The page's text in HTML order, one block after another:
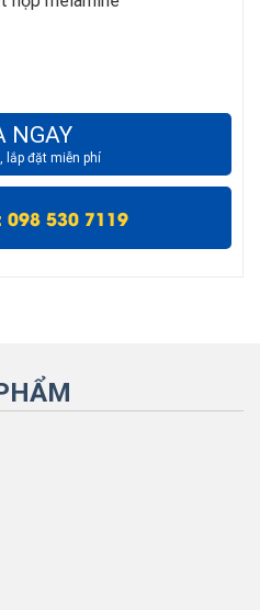
NGAY
lắp đặt miễn phí
098 530 7119